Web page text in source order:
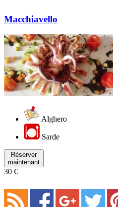
Macchiavello
Alghero
Sarde
Réserver
maintenant
30 €